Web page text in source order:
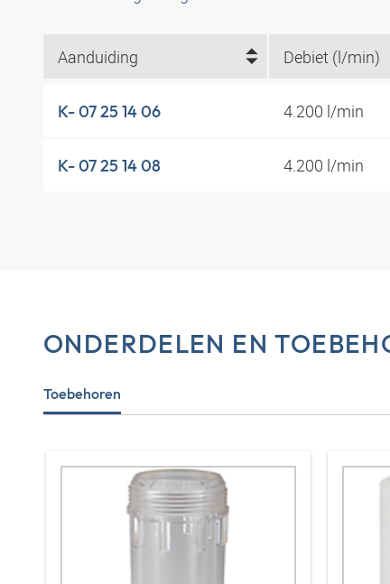
Aanduiding Debiet (l/min)
K- 07 25 14 06 4.200 l/min
K- 07 25 14 08 4.200 l/min
ONDERDELEN EN
Toebehoren